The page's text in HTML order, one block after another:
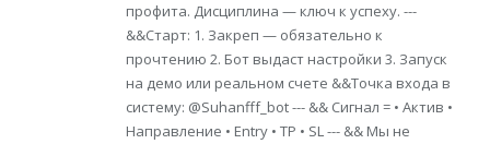
профита. Дисциплина — ключ к успеху. ---
&&Старт: 1. Закреп — обязательно к
прочтению 2. Бот выдаст настройки 3. Запуск
на демо или реальном счете &&Точка входа в
систему: @Suhanfff_bot --- && Сигнал = • Актив •
Направление • Entry • TP • SL --- && Мы не